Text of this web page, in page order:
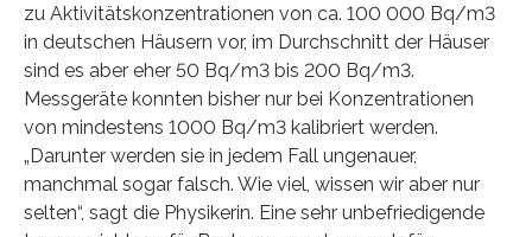
zu Aktivitätskonzentrationen von ca. 100 000 Bq/m3
in deutschen Häusern vor, im Durchschnitt der Häuser
sind es aber eher 50 Bq/m3 bis 200 Bq/m3.
Messgeräte konnten bisher nur bei Konzentrationen
von mindestens 1000 Bq/m3 kalibriert werden.
„Darunter werden sie in jedem Fall ungenauer,
manchmal sogar falsch. Wie viel, wissen wir aber nur
selten“, sagt die Physikerin. Eine sehr unbefriedigende